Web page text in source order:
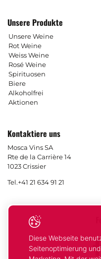
Unsere Produkte
Unsere Weine
Rot Weine
Weiss Weine
Rosé Weine
Spirituosen
Biere
Alkoholfrei
Aktionen
Kontaktiere uns
Mosca Vins SA
Rte de la Carrière 14
1023 Crissier
Tel.+41 21 634 91 21
Diese Webseite
Seitenoptimierung